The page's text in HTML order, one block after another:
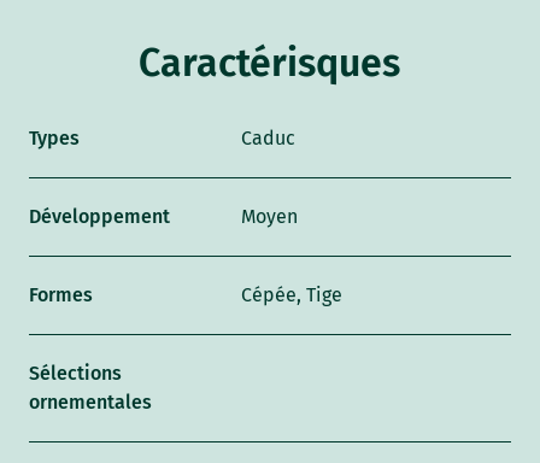
Caractérisques
Types Caduc
Développement Moyen
Formes Cépée, Tige
Sélections
ornementales